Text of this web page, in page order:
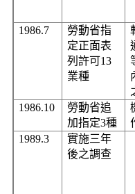
1986.7
勞動省指
定正面表
列許可13
業種
1986.10
勞動省追
加指定3種
1989.3
實施三年
後之調查